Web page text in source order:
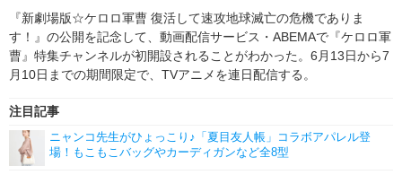
ゲーム 座談会
アニメ！アニメ！TV ABEMA Cafe
『新劇場版☆ケロロ軍曹 復活して速攻地球滅亡の危機でありま
す！』の公開を記念して、動画配信サービス・ABEMAで『ケロロ軍
曹』特集チャンネルが初開設されることがわかった。6月13日から7
月10日までの期間限定で、TVアニメを連日配信する。
注目記事
ニャンコ先生がひょっこり♪「夏目友人帳」コラボアパレル登
場！もこもこバッグやカーディガンなど全8型